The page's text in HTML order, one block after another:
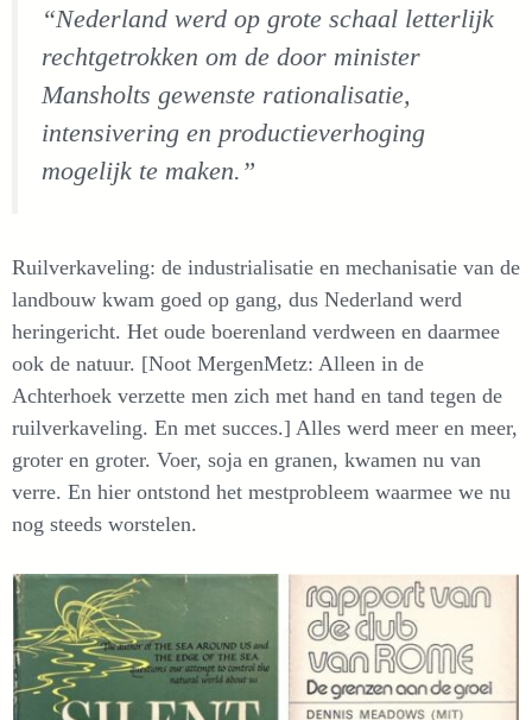
“Nederland werd op grote schaal letterlijk
rechtgetrokken om de door minister
Mansholts gewenste rationalisatie,
intensivering en productieverhoging
mogelijk te maken.”
Ruilverkaveling: de industrialisatie en mechanisatie van de
landbouw kwam goed op gang, dus Nederland werd
heringericht. Het oude boerenland verdween en daarmee
ook de natuur. [Noot MergenMetz: Alleen in de
Achterhoek verzette men zich met hand en tand tegen de
ruilverkaveling. En met succes.] Alles werd meer en meer,
groter en groter. Voer, soja en granen, kwamen nu van
verre. En hier ontstond het mestprobleem waarmee we nu
nog steeds worstelen.